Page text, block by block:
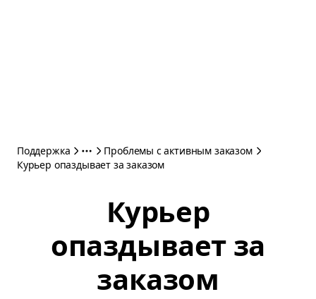
Поддержка
Проблемы с активным заказом
Курьер опаздывает за заказом
Курьер
опаздывает за
заказом